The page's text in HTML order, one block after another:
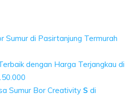
Sumur di Pasirtanjung Termurah
dengan Harga Terjangkau di
Sumur Bor Creativity S di